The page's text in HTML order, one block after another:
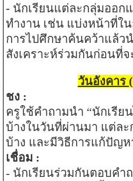
- นักเรียนแต่ละกลุ่มออก
ทำงาน เช่น แบ่งหน้าที่ใ
การไปศึกษาค้นคว้าแล้ว
สังเคราะห์ร่วมกันก่อนที่
วันอังคาร
ชง :
ครูใช้คำถามนำ “นักเรีย
บ้างในวันที่ผ่านมา แต่ล
บ้าง และมีวิธีการแก้ปัญห
เชื่อม :
- นักเรียนร่วมกันตอบคำ